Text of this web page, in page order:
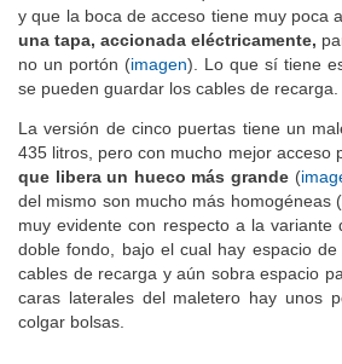
estrechando a medida que se acerca a
y que la boca de acceso tiene muy poca
una tapa, accionada eléctricamente,
no un portón (imagen). Lo que sí tiene
La versión de cinco puertas tiene un
435 litros, pero con mucho mejor acceso
que libera un hueco más grande(
del mismo son mucho más homogéneas
muy evidente con respecto a la variante
doble fondo, bajo el cual hay espacio
cables de recarga y aún sobra espacio
caras laterales del maletero hay unos